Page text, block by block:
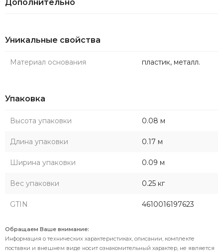
Дополнительно
Уникальные свойства
Материал основания пластик, металл.
Упаковка
Высота упаковки 0.08 м
Длина упаковки 0.17 м
Ширина упаковки 0.09 м
Вес упаковки 0.25 кг
GTIN 4610016197623
Обращаем Ваше внимание:
Информация о технических характеристиках, описании, комплекте
поставки и внешнем виде носит ознакомительный характер, не является